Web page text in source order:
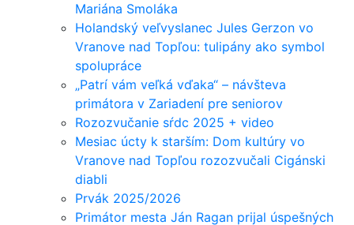
Mariána Smoláka
Holandský veľvyslanec Jules Gerzon vo
Vranove nad Topľou: tulipány ako symbol
spolupráce
„Patrí vám veľká vďaka“ – návšteva
primátora v Zariadení pre seniorov
Rozozvučanie sŕdc 2025 + video
Mesiac úcty k starším: Dom kultúry vo
Vranove nad Topľou rozozvučali Cigánski
diabli
Prvák 2025/2026
Primátor mesta Ján Ragan prijal úspešných